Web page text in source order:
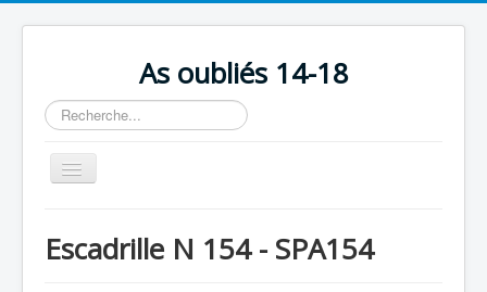
As oubliés 14-18
Rechercher
Basculer
la
Chronologie
Escadrille N 154 - SPA154